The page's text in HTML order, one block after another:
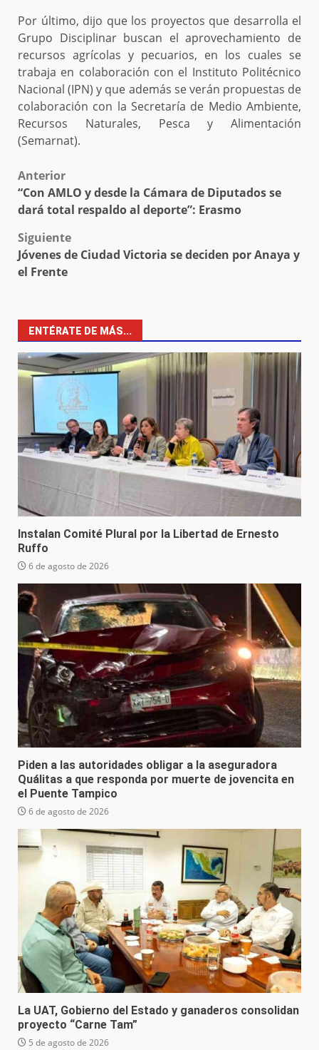
Por último, dijo que los proyectos que desarrolla el
Grupo Disciplinar buscan el aprovechamiento de
recursos agrícolas y pecuarios, en los cuales se
trabaja en colaboración con el Instituto Politécnico
Nacional (IPN) y que además se verán propuestas de
colaboración con la Secretaría de Medio Ambiente,
Recursos Naturales, Pesca y Alimentación
(Semarnat).
Post
navigation
Anterior
“Con AMLO y desde la Cámara de Diputados se
dará total respaldo al deporte”: Erasmo
Siguiente
Jóvenes de Ciudad Victoria se deciden por Anaya y
el Frente
ENTÉRATE DE MÁS...
Instalan Comité Plural por la Libertad de Ernesto
Ruffo
6 de agosto de 2026
Piden a las autoridades obligar a la aseguradora
Quálitas a que responda por muerte de jovencita en
el Puente Tampico
6 de agosto de 2026
La UAT, Gobierno del Estado y ganaderos consolidan
proyecto “Carne Tam”
5 de agosto de 2026